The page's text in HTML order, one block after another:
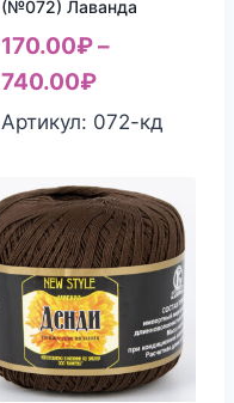
(№072) Лаванда
170.00₽–
740.00₽
Артикул: 072-кд